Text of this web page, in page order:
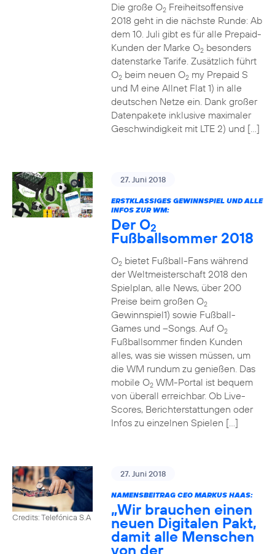
Die große O2Freiheitsoffensive
2018 geht in die nächste Runde: Ab
dem 10. Juli gibt es für alle Prepaid-
Kunden der Marke O2besonders
datenstarke Tarife. Zusätzlich führt
O2beim neuen O2my Prepaid S
und M eine Allnet Flat 1) in alle
deutschen Netze ein. Dank großer
Datenpakete inklusive maximaler
Geschwindigkeit mit LTE 2) und […]
27. Juni 2018
ERSTKLASSIGES GEWINNSPIEL UND ALLE
INFOS ZUR WM:
Der O2
Fußballsommer 2018
O2bietet Fußball-Fans während
der Weltmeisterschaft 2018 den
Spielplan, alle News, über 200
Preise beim großen O2
Gewinnspiel1) sowie Fußball-
Games und –Songs. Auf O2
Fußballsommer finden Kunden
alles, was sie wissen müssen, um
die WM rundum zu genießen. Das
mobile O2WM-Portal ist bequem
von überall erreichbar. Ob Live-
Scores, Berichterstattungen oder
Infos zu einzelnen Spielen […]
Credits: Telefónica S.A
27. Juni 2018
NAMENSBEITRAG CEO MARKUS HAAS:
„Wir brauchen einen
neuen Digitalen Pakt,
damit alle Menschen
von der